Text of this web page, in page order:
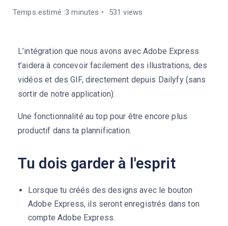
Temps estimé :3 minutes 531 views
L’intégration que nous avons avec Adobe Express
t’aidera à concevoir facilement des illustrations, des
vidéos et des GIF, directement depuis Dailyfy (sans
sortir de notre application).
Une fonctionnalité au top pour être encore plus
productif dans ta plannification.
Tu dois garder à l'esprit
Lorsque tu créés des designs avec le bouton
Adobe Express, ils seront enregistrés dans ton
compte Adobe Express.